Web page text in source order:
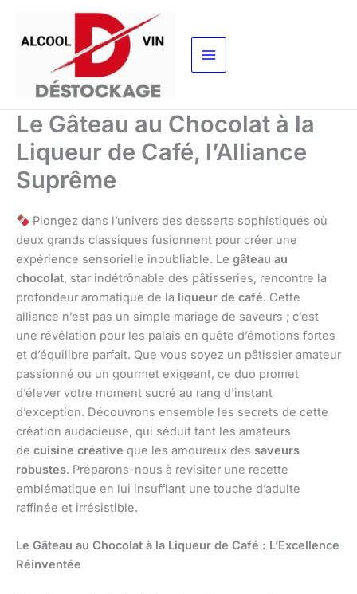
contenu
Le Gâteau au Chocolat à la
Liqueur de Café, l’Alliance
Suprême
Plongez dans l’univers des desserts sophistiqués où
deux grands classiques fusionnent pour créer une
expérience sensorielle inoubliable. Le gâteau au
chocolat, star indétrônable des pâtisseries, rencontre la
profondeur aromatique de la liqueur de café. Cette
alliance n’est pas un simple mariage de saveurs ; c’est
une révélation pour les palais en quête d’émotions fortes
et d’équilibre parfait. Que vous soyez un pâtissier amateur
passionné ou un gourmet exigeant, ce duo promet
d’élever votre moment sucré au rang d’instant
d’exception. Découvrons ensemble les secrets de cette
création audacieuse, qui séduit tant les amateurs
de cuisine créative que les amoureux des saveurs
robustes. Préparons-nous à revisiter une recette
emblématique en lui insufflant une touche d’adulte
raffinée et irrésistible.
Le Gâteau au Chocolat à la Liqueur de Café : L’Excellence
Réinventée